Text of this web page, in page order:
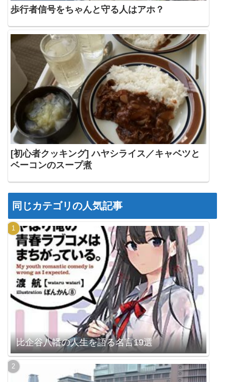
歩行者信号をちゃんと守る人はアホ？
[初心者クッキング] ハヤシライス／キャベツと
ベーコンのスープ煮
同じカテゴリの人気記事
比企谷八幡の人生を語る名言19選